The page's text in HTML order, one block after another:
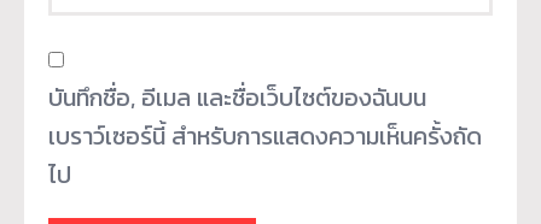
บันทึกชื่อ, อีเมล และชื่อเว็บไซต์ของฉันบน
เบราว์เซอร์นี้ สำหรับการแสดงความเห็นครั้งถัด
ไป